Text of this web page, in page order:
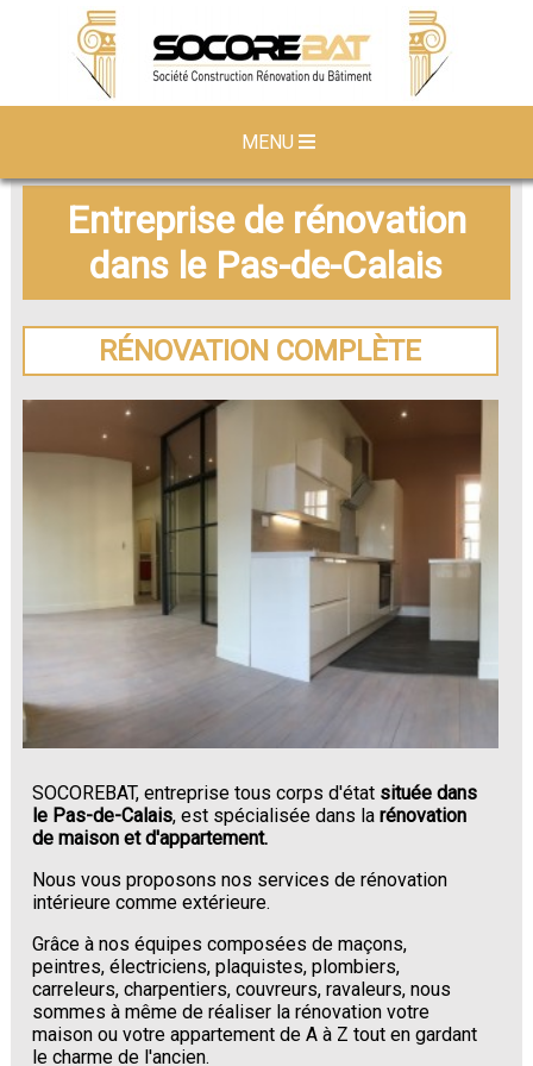
MENU
Entreprise de rénovation
dans le Pas-de-Calais
RÉNOVATION COMPLÈTE
SOCOREBAT, entreprise tous corps d'état située dans
le Pas-de-Calais, est spécialisée dans larénovation
de maison et d'appartement.
Nous vous proposons nos services de rénovation
intérieure comme extérieure.
Grâce à nos équipes composées de maçons,
peintres, électriciens, plaquistes, plombiers,
carreleurs, charpentiers, couvreurs, ravaleurs, nous
sommes à même de réaliser la rénovation votre
maison ou votre appartement de A à Z tout en gardant
le charme de l'ancien.